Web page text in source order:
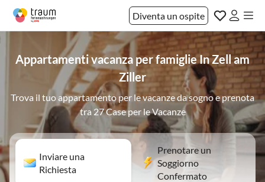
Diventa un ospite
Appartamenti vacanza per famiglie In Zell am
Ziller
Trova il tuo appartamento per le vacanze da sogno e prenota
tra 27 Case per le Vacanze
Inviare una
Richiesta
Prenotare un
Soggiorno
Confermato